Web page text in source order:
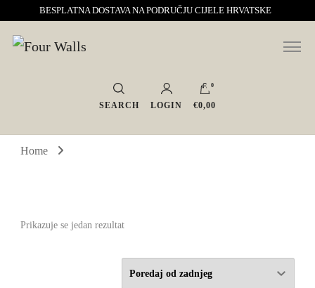
BESPLATNA DOSTAVA NA PODRUČJU CIJELE HRVATSKE
Four Walls
Sve za interijer po Vašoj mjeri. Salon namještaja, dekoracije i rasvjete.
Interijeri s karakterom
SEARCH LOGIN
0
€0,00
Home
Prikazuje se jedan rezultat